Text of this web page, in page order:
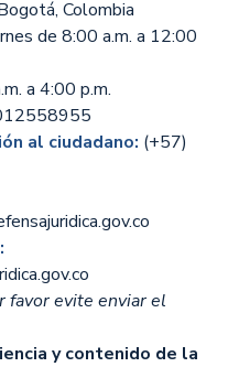
Colombia
de 8:00 a.m. a 12:00
a 4:00 p.m.
al ciudadano: (+57)
favor evite enviar el
y contenido de la